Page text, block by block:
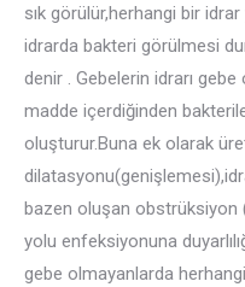
sık görülür,herhangi bir
idrarda bakteri görülmesi
denir . Gebelerin idrarı
madde içerdiğinden
oluşturur.Buna ek olarak
bazen oluşan obstrüksiyon
yolu enfeksiyonuna
gebe olmayanlarda